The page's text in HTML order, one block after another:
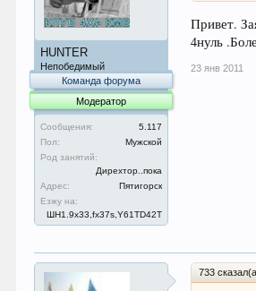
HUNTER
Непобедимый
Команда форума
Модератор
Сообщения:
5.117
Пол:
Мужской
Род занятий:
Дирехтор..пока
Адрес:
Пятигорск
Езжу на:
ШН1.9x33,fx37s,Y61TD42T
Привет.
4нуль
23 янв 2011
733